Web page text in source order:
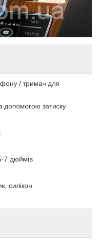
/ тримач для
допомогою затиску
7 дюймів
силікон